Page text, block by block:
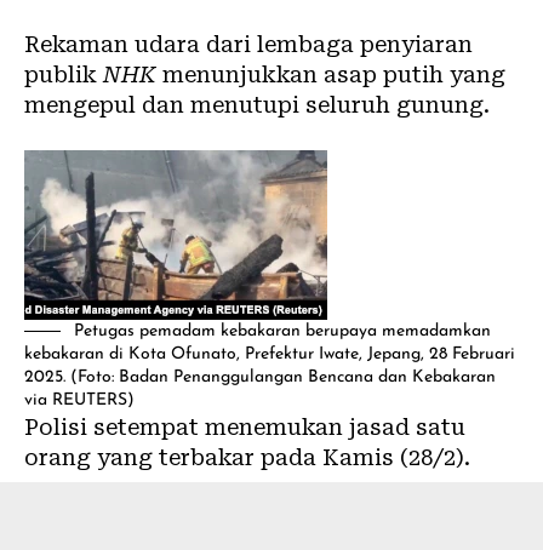
Rekaman udara dari lembaga penyiaran
publikNHK menunjukkan asap putih yang
mengepul dan menutupi seluruh gunung.
Petugas pemadam kebakaran berupaya memadamkan
kebakaran di Kota Ofunato, Prefektur Iwate, Jepang, 28 Februari
2025. (Foto: Badan Penanggulangan Bencana dan Kebakaran
via REUTERS)
Polisi setempat menemukan jasad satu
orang yang terbakar pada Kamis (28/2).